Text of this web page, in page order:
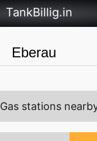
TankBillig.in
Gas stations